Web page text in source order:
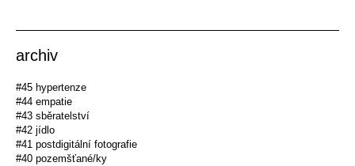
archiv
#45 hypertenze
#44 empatie
#43 sběratelství
#42 jídlo
#41 postdigitální fotografie
#40 pozemšťané/ky